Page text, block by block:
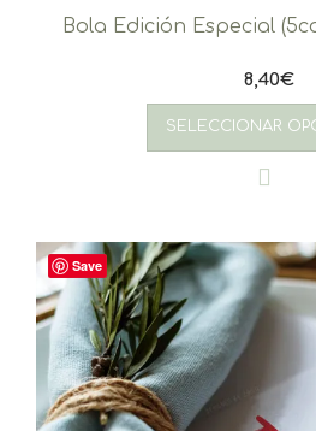
Bola Edición Especial
8,40€
SELECCIONAR
Save